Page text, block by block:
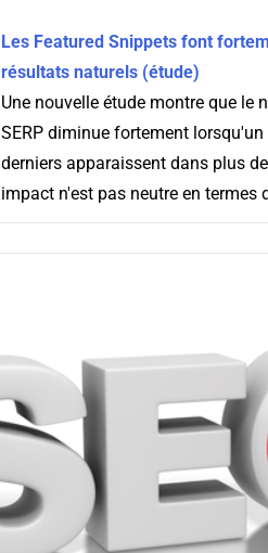
Les Featured Snippets font
résultats naturels (étude)
Une nouvelle étude montre que le
SERP diminue fortement
derniers apparaissent dans plus
impact n'est pas neutre en termes